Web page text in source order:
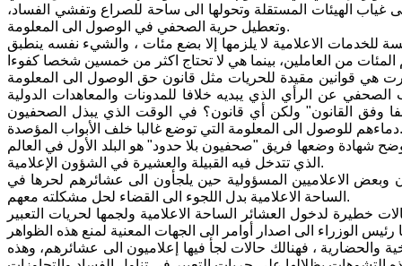
غياب الهيئات المستقلة وتحولها الى ساحة للصراع وتفشي الفساد،
وتعطيل حرية الصحفي في الوصول الى المعلومة.
منتسب لا حاجة لأكثرهم لمؤسسة للخدمات الاعلامية لا يلزمها إلا بضع مئات ، والشيء نفسه ينطبق
هي قوانين مقيدة للحريات مثل قانون حق الوصول الى المعلومة
الصحفي عن الرأي الذي يبديه خلافا للمدونات والمعاهدات الدولية
وفق القانون" ولكن أي قانون؟ في الوقت الذي يبذل الصحفيون
دماءهم للوصول الى المعلومة التي توضع غالبا خلف الأبواب المؤصدة.
شهادة وضعها فريق "صحفيون بلا حدود" هو البلد الأول في العالم
الذي تتدخل فيه القبيلة والعشيرة في الشؤون الإعلامية.
الاعلاميين المسؤولية حين يلجأون الى عشائرهم لحرها في
الساحة الاعلامية بدل اللجوء الى القضاء لحل مشكلته معهم.
لدخول العشائر الساحة الاعلامية ولجمها لحريات التعبير
والحضارية ، فهنالك حالات لجأ فيها إعلاميون الى عشائرهم، وهذه